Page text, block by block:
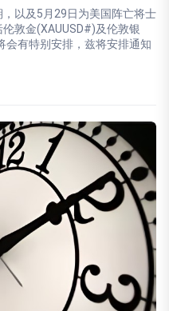
以及5月29日为美国阵亡将士
敦金(XAUUSD#)及伦敦银
会有特别安排，兹将安排通知